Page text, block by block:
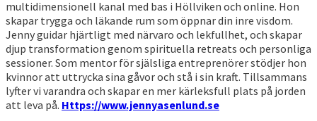
multidimensionell kanal med bas i Höllviken och online. Hon
skapar trygga och läkande rum som öppnar din inre visdom.
Jenny guidar hjärtligt med närvaro och lekfullhet, och skapar
djup transformation genom spirituella retreats och personliga
sessioner. Som mentor för själsliga entreprenörer stödjer hon
kvinnor att uttrycka sina gåvor och stå i sin kraft. Tillsammans
lyfter vi varandra och skapar en mer kärleksfull plats på jorden
att leva på. Https://www.jennyasenlund.se